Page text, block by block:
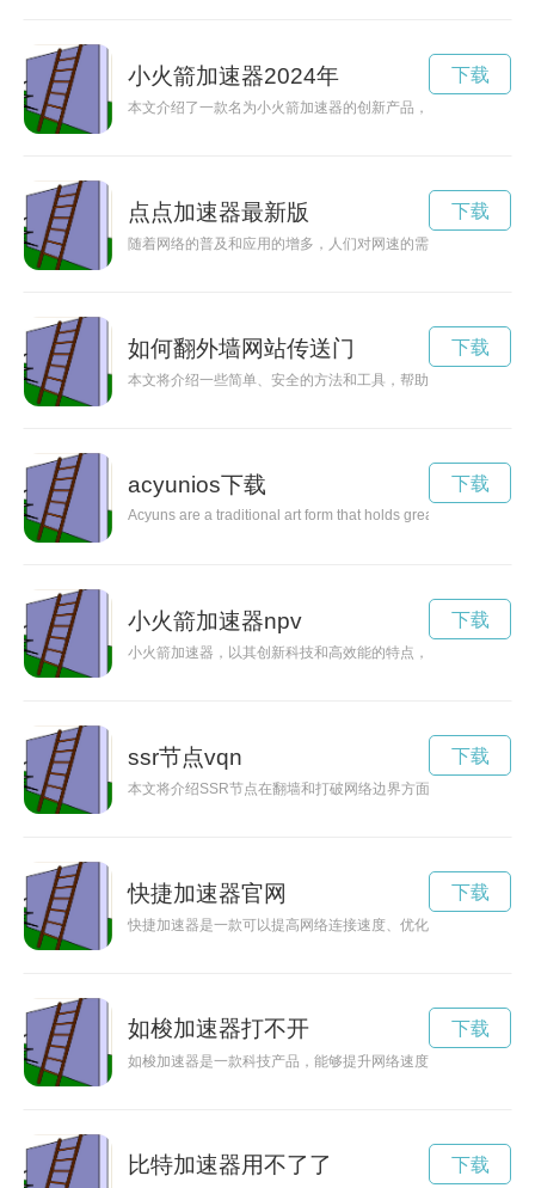
小火箭加速器2024年
本文介绍了一款名为小火箭加速器的创新产品，它为大家实现
下载
点点加速器最新版
随着网络的普及和应用的增多，人们对网速的需求也越来越高
下载
如何翻外墙网站传送门
本文将介绍一些简单、安全的方法和工具，帮助您翻墙访问被
下载
acyunios下载
Acyuns are a traditional art form that holds great cultural
下载
小火箭加速器npv
小火箭加速器，以其创新科技和高效能的特点，为未来出行提
下载
ssr节点vqn
本文将介绍SSR节点在翻墙和打破网络边界方面所发挥的重要
下载
快捷加速器官网
快捷加速器是一款可以提高网络连接速度、优化网络稳定性的
下载
如梭加速器打不开
如梭加速器是一款科技产品，能够提升网络速度，让用户快速
下载
比特加速器用不了了 下载